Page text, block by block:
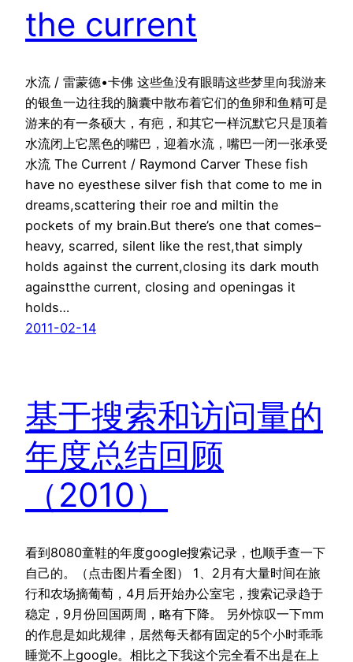
the current
水流 / 雷蒙德•卡佛 这些鱼没有眼睛这些梦里向我游来
的银鱼一边往我的脑囊中散布着它们的鱼卵和鱼精可是
游来的有一条硕大，有疤，和其它一样沉默它只是顶着
水流闭上它黑色的嘴巴，迎着水流，嘴巴一闭一张承受
水流 The Current / Raymond Carver These fish
have no eyesthese silver fish that come to me in
dreams,scattering their roe and miltin the
pockets of my brain.But there’s one that comes–
heavy, scarred, silent like the rest,that simply
holds against the current,closing its dark mouth
againstthe current, closing and openingas it
holds…
2011-02-14
基于搜索和访问量的
年度总结回顾
（2010）
看到8080童鞋的年度google搜索记录，也顺手查一下
自己的。（点击图片看全图） 1、2月有大量时间在旅
行和农场摘葡萄，4月后开始办公室宅，搜索记录趋于
稳定，9月份回国两周，略有下降。 另外惊叹一下mm
的作息是如此规律，居然每天都有固定的5个小时乖乖
睡觉不上google。相比之下我这个完全看不出是在上